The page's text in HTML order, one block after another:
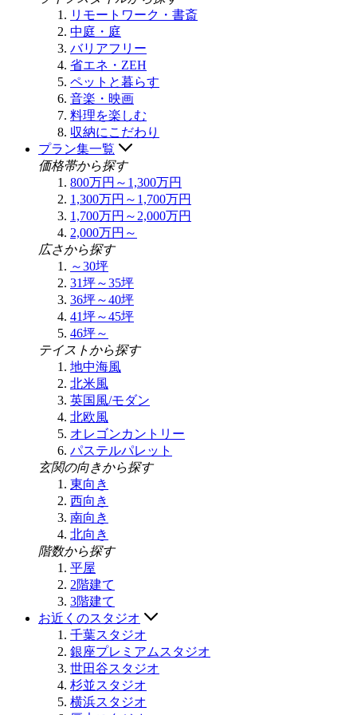
リモートワーク・書斎
中庭・庭
バリアフリー
省エネ・ZEH
ペットと暮らす
音楽・映画
料理を楽しむ
収納にこだわり
プラン集一覧
価格帯から探す
800万円～1,300万円
1,300万円～1,700万円
1,700万円～2,000万円
2,000万円～
広さから探す
～30坪
31坪～35坪
36坪～40坪
41坪～45坪
46坪～
テイストから探す
地中海風
北米風
英国風/モダン
北欧風
オレゴンカントリー
パステルパレット
玄関の向きから探す
東向き
西向き
南向き
北向き
階数から探す
平屋
2階建て
3階建て
お近くのスタジオ
千葉スタジオ
銀座プレミアムスタジオ
世田谷スタジオ
杉並スタジオ
横浜スタジオ